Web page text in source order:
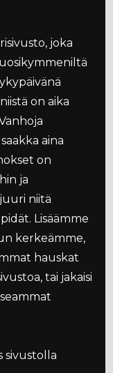
joka
on aika
aina
on
ja
niitä
Lisäämme
kerkeämme,
hauskat
tai jakaisi
sivustolla